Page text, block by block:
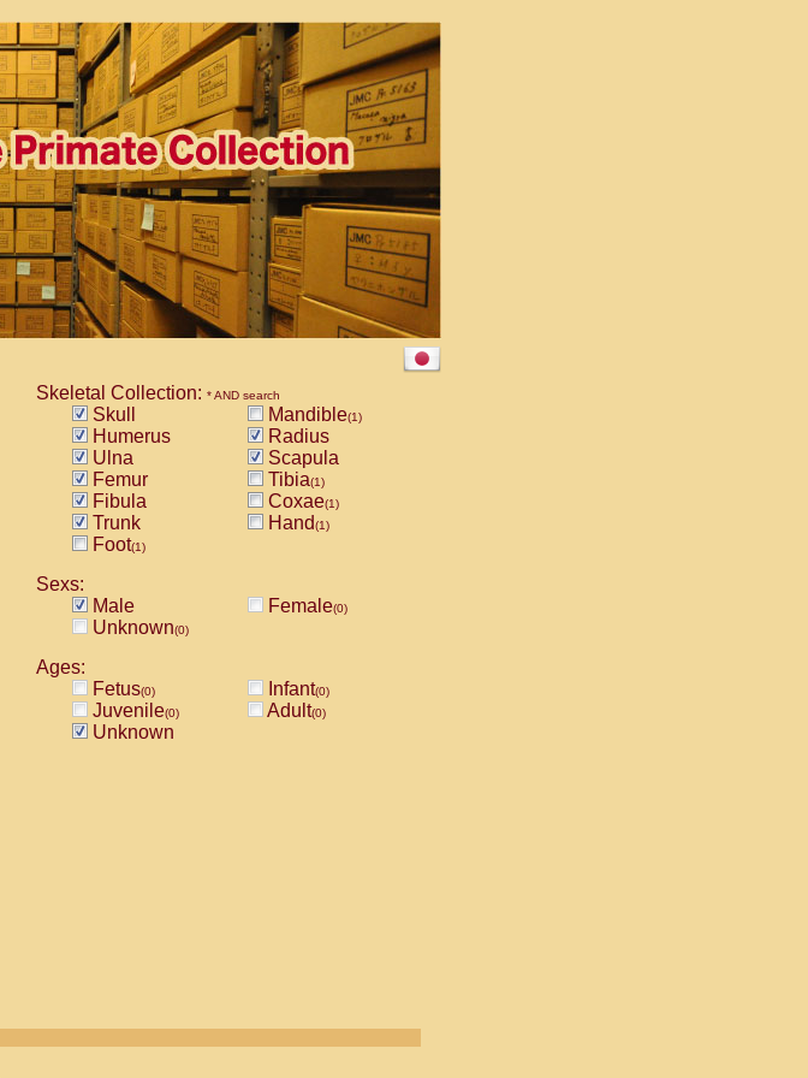
Skeletal Collection: * AND search
Skull Mandible(1)
Humerus
Radius
Ulna
Scapula
Femur
Tibia(1)
Fibula Coxae(1)
Trunk Hand(1)
Foot(1)
Sexs:
Male
Female(0)
Unknown(0)
Ages:
Fetus(0) Infant(0)
Juvenile(0) Adult(0)
Unknown